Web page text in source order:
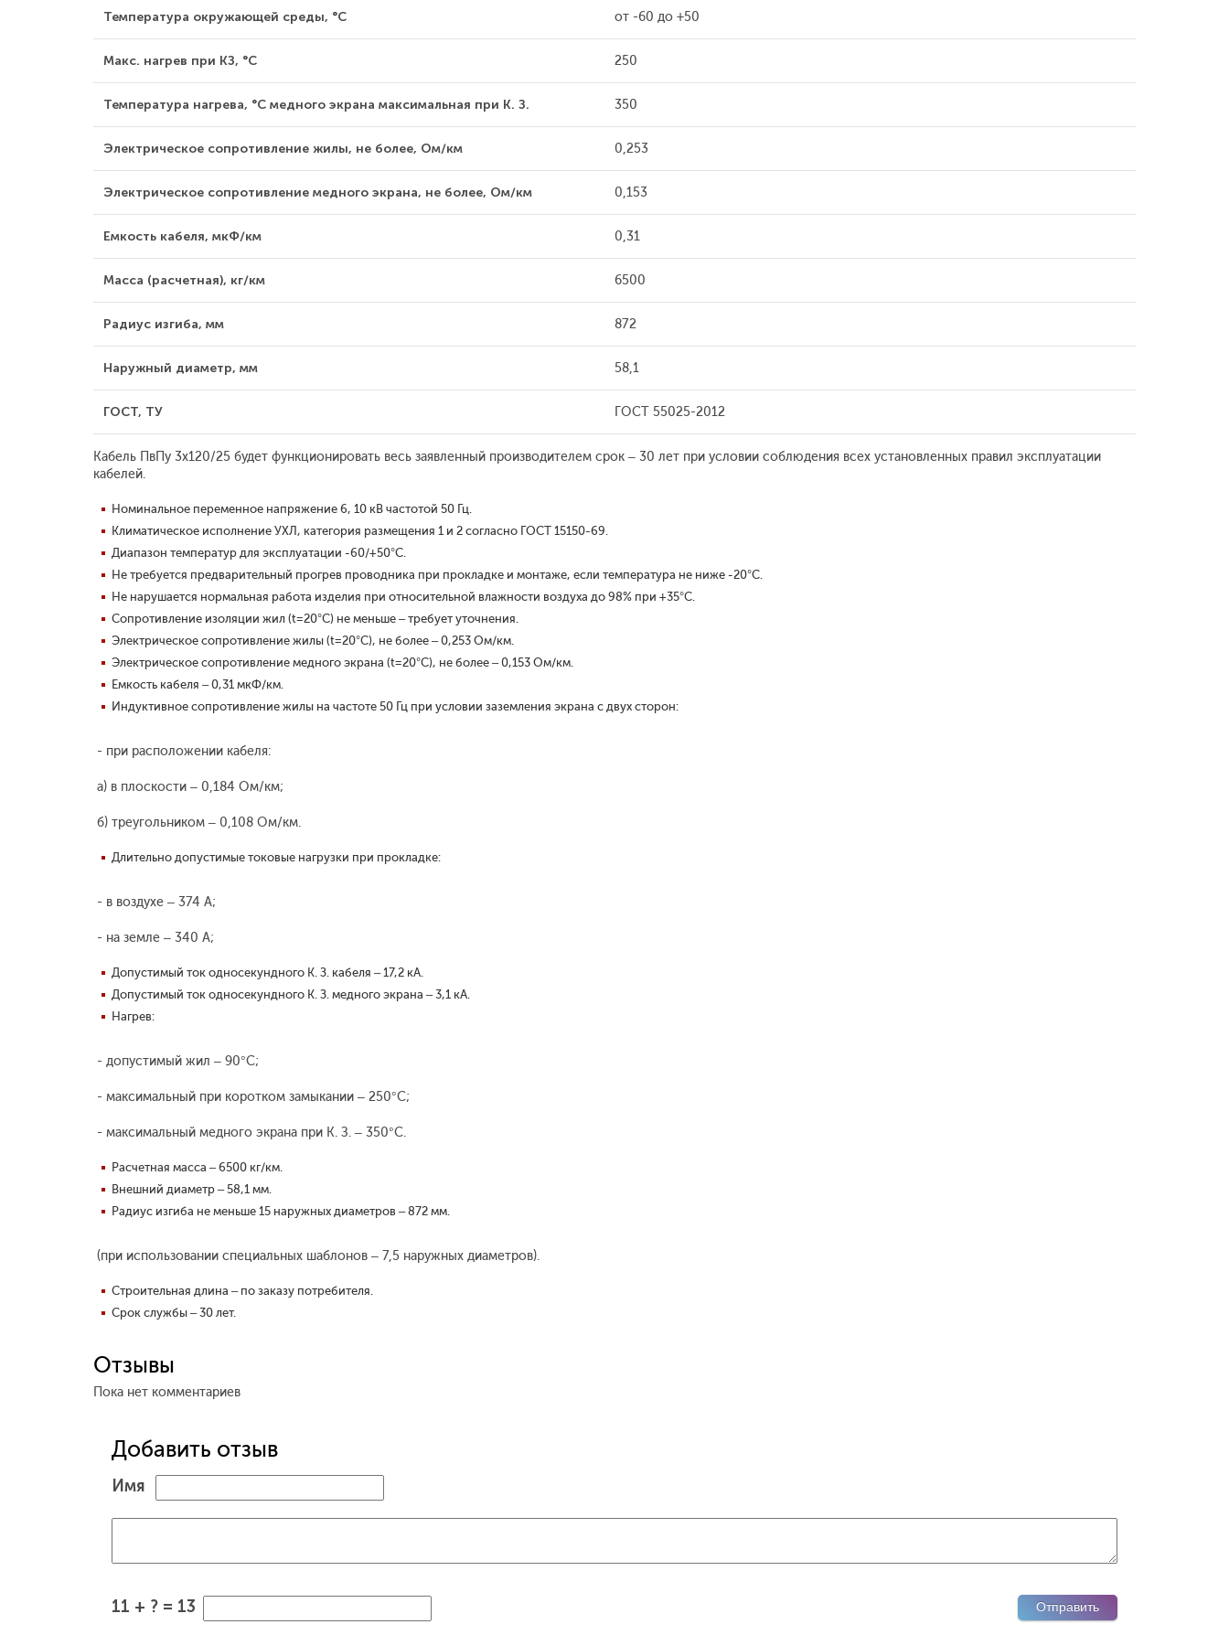
Температура окружающей среды, °С от -60 до +50
Макс. нагрев при КЗ, °С 250
Температура нагрева, °С медного экрана максимальная при К. З. 350
Электрическое сопротивление жилы, не более, Ом/км 0,253
Электрическое сопротивление медного экрана, не более, Ом/км 0,153
Емкость кабеля, мкФ/км 0,31
Масса (расчетная), кг/км 6500
Радиус изгиба, мм 872
Наружный диаметр, мм 58,1
ГОСТ, ТУ ГОСТ 55025-2012
Кабель ПвПу 3x120/25 будет функционировать весь заявленный производителем срок – 30 лет при условии соблюдения всех установленных правил эксплуатации
кабелей.
Номинальное переменное напряжение 6, 10 кВ частотой 50 Гц.
Климатическое исполнение УХЛ, категория размещения 1 и 2 согласно ГОСТ 15150-69.
Диапазон температур для эксплуатации -60/+50°С.
Не требуется предварительный прогрев проводника при прокладке и монтаже, если температура не ниже -20°С.
Не нарушается нормальная работа изделия при относительной влажности воздуха до 98% при +35°С.
Сопротивление изоляции жил (t=20°С) не меньше – требует уточнения.
Электрическое сопротивление жилы (t=20°С), не более – 0,253 Ом/км.
Электрическое сопротивление медного экрана (t=20°С), не более – 0,153 Ом/км.
Емкость кабеля – 0,31 мкФ/км.
Индуктивное сопротивление жилы на частоте 50 Гц при условии заземления экрана с двух сторон:
- при расположении кабеля:
а) в плоскости – 0,184 Ом/км;
б) треугольником – 0,108 Ом/км.
Длительно допустимые токовые нагрузки при прокладке:
- в воздухе – 374 А;
- на земле – 340 А;
Допустимый ток односекундного К. З. кабеля – 17,2 кА.
Допустимый ток односекундного К. З. медного экрана – 3,1 кА.
Нагрев:
- допустимый жил – 90°С;
- максимальный при коротком замыкании – 250°С;
- максимальный медного экрана при К. З. – 350°С.
Расчетная масса – 6500 кг/км.
Внешний диаметр – 58,1 мм.
Радиус изгиба не меньше 15 наружных диаметров – 872 мм.
(при использовании специальных шаблонов – 7,5 наружных диаметров).
Строительная длина – по заказу потребителя.
Срок службы – 30 лет.
Отзывы
Пока нет комментариев
Добавить отзыв
Имя
11 + ? = 13